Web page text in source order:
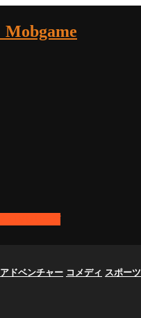
アドベンチャー コメディ スポーツ